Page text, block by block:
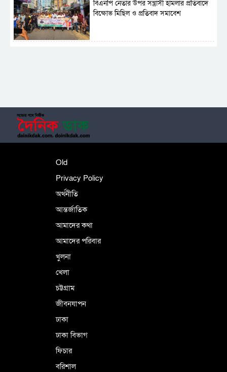
বিএনপি নেতার উপর সন্ত্রাসী হামলার প্রতিবাদে
বিক্ষোভ মিছিল ও প্রতিবাদ সমাবেশ
Old
Privacy Policy
অর্থনীতি
আন্তর্জাতিক
আমাদের কথা
আমাদের পরিবার
খুলনা
খেলা
চট্টগ্রাম
জীবনযাপন
ঢাকা
ঢাকা বিভাগ
ফিচার
বরিশাল